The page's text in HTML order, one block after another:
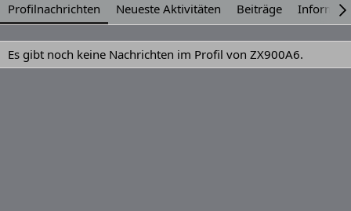
Profilnachrichten Neueste Aktivitäten Beiträge
Es gibt noch keine Nachrichten im Profil von ZX900A6.